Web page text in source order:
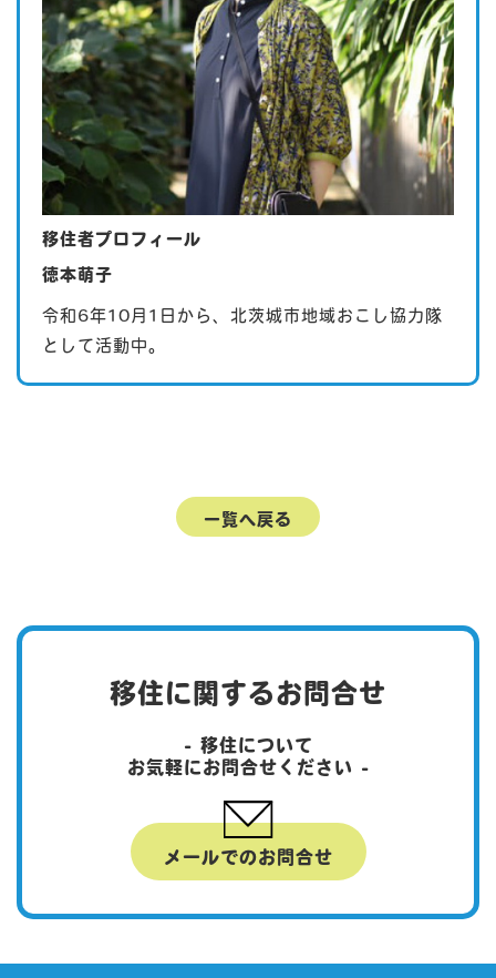
移住者プロフィール
徳本萌子
令和6年10月1日から、北茨城市地域おこし協力隊
として活動中。
一覧へ戻る
移住に関するお問合せ
- 移住について
お気軽にお問合せください -
メールでのお問合せ